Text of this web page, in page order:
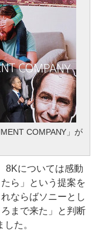
COMPANY」が
8Kについては感動
ら」という提案を
ならばソニーとし
まで来た」と判断
た。